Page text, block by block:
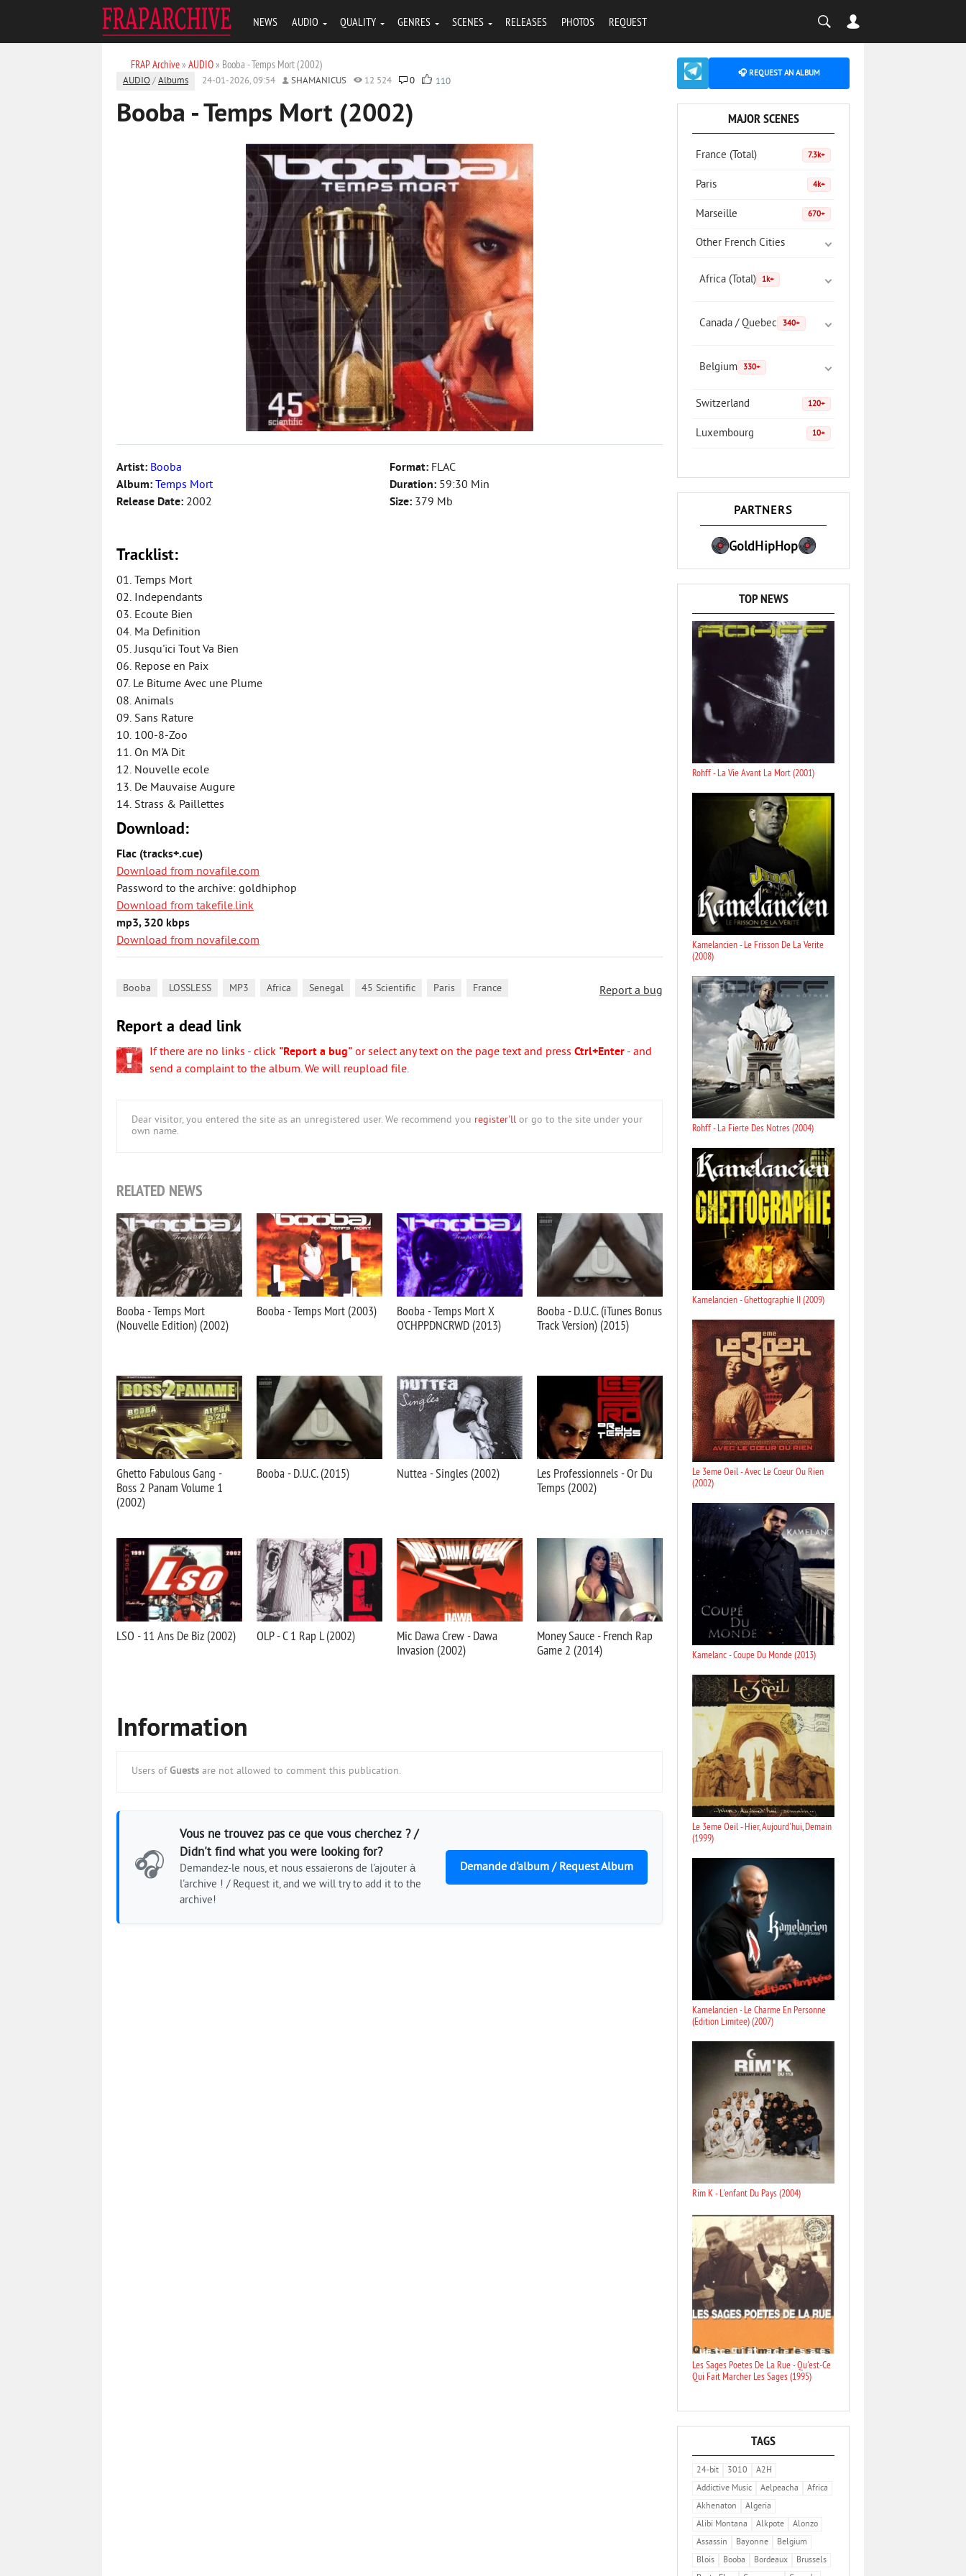
NEWS AUDIO QUALITY GENRES SCENES RELEASES PHOTOS REQUEST
FRAP Archive» AUDIO» Booba - Temps Mort (2002)
AUDIO /Albums 24-01-2026, 09:54 SHAMANICUS 12 524 0 110
Booba - Temps Mort (2002)
Artist: Booba
Album: Temps Mort
Release Date: 2002
Format: FLAC
Duration: 59:30 Min
Size: 379 Mb
Tracklist:
01. Temps Mort
02. Independants
03. Ecoute Bien
04. Ma Definition
05. Jusqu'ici Tout Va Bien
06. Repose en Paix
07. Le Bitume Avec une Plume
08. Animals
09. Sans Rature
10. 100-8-Zoo
11. On M'A Dit
12. Nouvelle ecole
13. De Mauvaise Augure
14. Strass & Paillettes
Download:
Flac (tracks+.cue)
Download from novafile.com
Password to the archive: goldhiphop
Download from takefile.link
mp3, 320 kbps
Download from novafile.com
Report a bug
Booba LOSSLESS MP3 Africa Senegal 45 Scientific Paris France
Report a dead link
If there are no links - click "Report a bug" or select any text on the page text and press Ctrl+Enter - and
send a complaint to the album. We will reupload file.
Dear visitor, you entered the site as an unregistered user. We recommend you register'll or go to the site under your
own name.
RELATED NEWS
Booba - Temps Mort
(Nouvelle Edition) (2002)
Booba - Temps Mort (2003)
Booba - Temps Mort X
O'CHPPDNCRWD (2013)
Booba - D.U.C. (iTunes Bonus
Track Version) (2015)
Ghetto Fabulous Gang -
Boss 2 Panam Volume 1
(2002)
Booba - D.U.C. (2015) Nuttea - Singles (2002)
Les Professionnels - Or Du
Temps (2002)
LSO - 11 Ans De Biz (2002) OLP - C 1 Rap L (2002)
Mic Dawa Crew - Dawa
Invasion (2002)
Money Sauce - French Rap
Game 2 (2014)
Information
Users of Guests are not allowed to comment this publication.
🎧
Vous ne trouvez pas ce que vous cherchez ? /
Didn't find what you were looking for?
Demandez-le nous, et nous essaierons de l'ajouter à
l'archive ! / Request it, and we will try to add it to the
archive!
Demande d'album / Request Album
🎧 REQUEST AN ALBUM
MAJOR SCENES
France (Total) 7.3k+
Paris 4k+
Marseille 670+
Other French Cities
Africa (Total) 1k+
Canada / Quebec 340+
Belgium 330+
Switzerland 120+
Luxembourg 10+
PARTNERS
GoldHipHop
TOP NEWS
Rohff - La Vie Avant La Mort (2001)
Kamelancien - Le Frisson De La Verite
(2008)
Rohff - La Fierte Des Notres (2004)
Kamelancien - Ghettographie II (2009)
Le 3eme Oeil - Avec Le Coeur Ou Rien
(2002)
Kamelanc - Coupe Du Monde (2013)
Le 3eme Oeil - Hier, Aujourd'hui, Demain
(1999)
Kamelancien - Le Charme En Personne
(Edition Limitee) (2007)
Rim K - L'enfant Du Pays (2004)
Les Sages Poetes De La Rue - Qu'est-Ce
Qui Fait Marcher Les Sages (1995)
TAGS
24-bit 3010
A2H
Addictive Music
Aelpeacha
Africa
Akhenaton
Algeria
Alibi Montana
Alkpote
Alonzo
Assassin
Bayonne
Belgium
Blois
Booba Bordeaux
Brussels